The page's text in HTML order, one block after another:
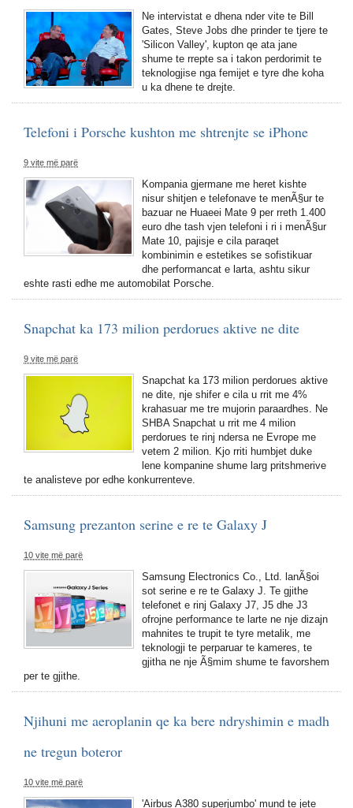
Ne intervistat e dhena nder vite te Bill
Gates, Steve Jobs dhe prinder te tjere te
'Silicon Valley', kupton qe ata jane
shume te rrepte sa i takon perdorimit te
teknologjise nga femijet e tyre dhe koha
u ka dhene te drejte.
Telefoni i Porsche kushton me shtrenjte se iPhone
9 vite më parë
Kompania gjermane me heret kishte
nisur shitjen e telefonave te menÃ§ur te
bazuar ne Huaeei Mate 9 per rreth 1.400
euro dhe tash vjen telefoni i ri i menÃ§ur
Mate 10, pajisje e cila paraqet
kombinimin e estetikes se sofistikuar
dhe performancat e larta, ashtu sikur
eshte rasti edhe me automobilat Porsche.
Snapchat ka 173 milion perdorues aktive ne dite
9 vite më parë
Snapchat ka 173 milion perdorues aktive
ne dite, nje shifer e cila u rrit me 4%
krahasuar me tre mujorin paraardhes. Ne
SHBA Snapchat u rrit me 4 milion
perdorues te rinj ndersa ne Evrope me
vetem 2 milion. Kjo rriti humbjet duke
lene kompanine shume larg pritshmerive
te analisteve por edhe konkurrenteve.
Samsung prezanton serine e re te Galaxy J
10 vite më parë
Samsung Electronics Co., Ltd. lanÃ§oi
sot serine e re te Galaxy J. Te gjithe
telefonet e rinj Galaxy J7, J5 dhe J3
ofrojne performance te larte ne nje dizajn
mahnites te trupit te tyre metalik, me
teknologji te perparuar te kameres, te
gjitha ne nje Ã§mim shume te favorshem
per te gjithe.
Njihuni me aeroplanin qe ka bere ndryshimin e madh
ne tregun boteror
10 vite më parë
'Airbus A380 superjumbo' mund te jete